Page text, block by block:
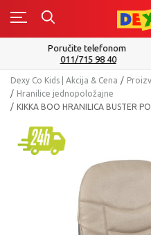
0
Isporuku možete
Dexy Co Kids | Akcija & Cena
Hranilice jednopoložajne
KIKKA BOO HRANILICA BUSTER